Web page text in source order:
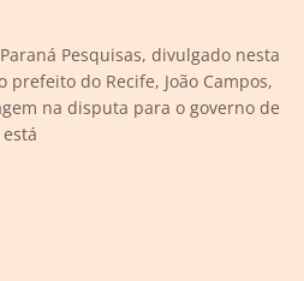
Pesquisas, divulgado nesta
do Recife, João Campos,
na disputa para o governo de